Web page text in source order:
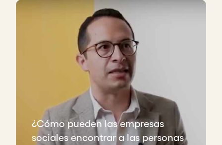
¿Cómo pueden las empresas
sociales encontrar a las personas